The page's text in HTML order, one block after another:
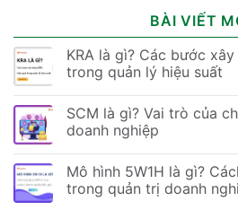
BÀI VIẾT
KRA là gì? Các bước
trong quản lý hiệu suất
SCM là gì? Vai trò của
doanh nghiệp
Mô hình 5W1H là gì?
trong quản trị doanh